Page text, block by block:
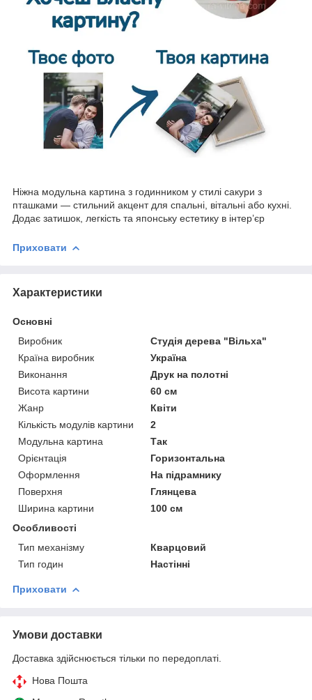
Ніжна модульна картина з годинником у стилі сакури з
пташками — стильний акцент для спальні, вітальні або кухні.
Додає затишок, легкість та японську естетику в інтер’єр
Приховати
Характеристики
Основні
Виробник
Студія дерева "Вільха"
Країна виробник
Україна
Виконання
Друк на полотні
Висота картини
60 см
Жанр
Квіти
Кількість модулів картини
2
Модульна картина
Так
Орієнтація
Горизонтальна
Оформлення
На підрамнику
Поверхня
Глянцева
Ширина картини
100 см
Особливості
Тип механізму
Кварцовий
Тип годин
Настінні
Приховати
Умови доставки
Доставка здійснюється тільки по передоплаті.
Нова Пошта